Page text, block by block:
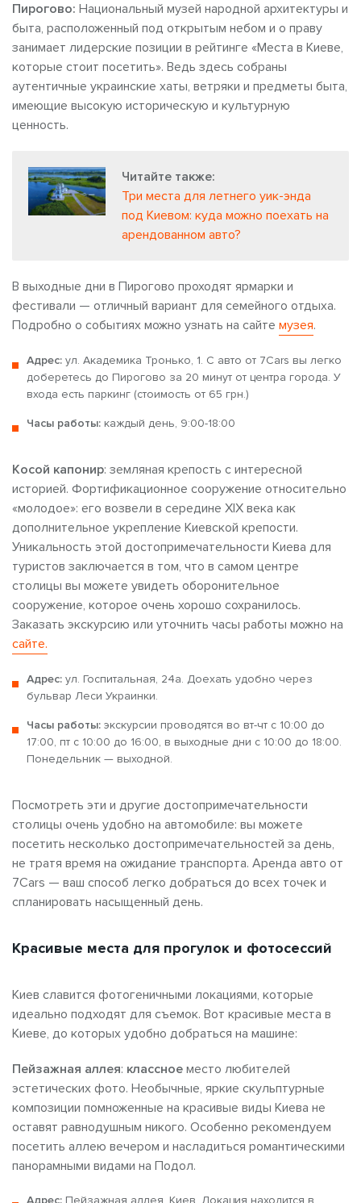
Пирогово: Национальный музей народной архитектуры и
быта, расположенный под открытым небом и о праву
занимает лидерские позиции в рейтинге «Места в Киеве,
которые стоит посетить». Ведь здесь собраны
аутентичные украинские хаты, ветряки и предметы быта,
имеющие высокую историческую и культурную
ценность.
Читайте также:
Три места для летнего уик-энда
под Киевом: куда можно поехать на
арендованном авто?
В выходные дни в Пирогово проходят ярмарки и
фестивали — отличный вариант для семейного отдыха.
Подробно о событиях можно узнать на сайте музея.
Адрес: ул. Академика Тронько, 1. С авто от 7Cars вы легко
доберетесь до Пирогово за 20 минут от центра города. У
входа есть паркинг (стоимость от 65 грн.)
Часы работы: каждый день, 9:00-18:00
Косой капонир: земляная крепость с интересной
историей. Фортификационное сооружение относительно
«молодое»: его возвели в середине XIX века как
дополнительное укрепление Киевской крепости.
Уникальность этой достопримечательности Киева для
туристов заключается в том, что в самом центре
столицы вы можете увидеть оборонительное
сооружение, которое очень хорошо сохранилось.
Заказать экскурсию или уточнить часы работы можно на
сайте.
Адрес: ул. Госпитальная, 24а. Доехать удобно через
бульвар Леси Украинки.
Часы работы: экскурсии проводятся во вт-чт с 10:00 до
17:00, пт с 10:00 до 16:00, в выходные дни с 10:00 до 18:00.
Понедельник — выходной.
Посмотреть эти и другие достопримечательности
столицы очень удобно на автомобиле: вы можете
посетить несколько достопримечательностей за день,
не тратя время на ожидание транспорта. Аренда авто от
7Cars — ваш способ легко добраться до всех точек и
спланировать насыщенный день.
Красивые места для прогулок и фотосессий
Киев славится фотогеничными локациями, которые
идеально подходят для съемок. Вот красивые места в
Киеве, до которых удобно добраться на машине:
Пейзажная аллея: классное место любителей
эстетических фото. Необычные, яркие скульптурные
композиции помноженные на красивые виды Киева не
оставят равнодушным никого. Особенно рекомендуем
посетить аллею вечером и насладиться романтическими
панорамными видами на Подол.